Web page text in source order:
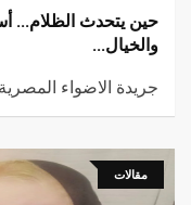
حين يتحدث الظلام...
والخيال...
جريدة الاضواء
مقالات